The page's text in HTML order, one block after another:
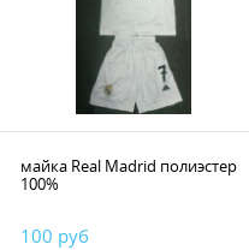
майка Real Madrid полиэстер
100%
100 руб